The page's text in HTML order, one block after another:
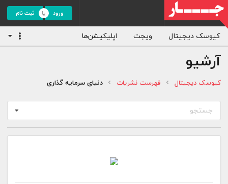
ورود ثبت نام
کیوسک دیجیتال ویجت اپلیکیشن‌ها
آرشیو
کیوسک دیجیتال فهرست نشریات دنیای سرمایه گذاری
جستجو